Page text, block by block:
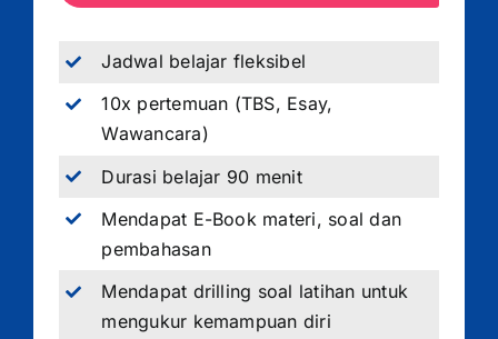
Jadwal belajar fleksibel
10x pertemuan (TBS, Esay,
Wawancara)
Durasi belajar 90 menit
Mendapat E-Book materi, soal dan
pembahasan
Mendapat drilling soal latihan untuk
mengukur kemampuan diri